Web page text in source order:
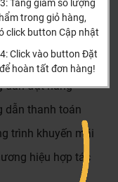
phải ghi nhớ
nhà bạn!
Tăng giảm số lượng
trong giỏ hàng,
click button Cập nhật
Click vào button Đặt
hoàn tất đơn hàng!
ơn khách hàng!!!
tin thêm
dẫn mua hàng
dẫn đặt hàng
dẫn thanh toán
trình khuyến mãi
hiệu hợp tác